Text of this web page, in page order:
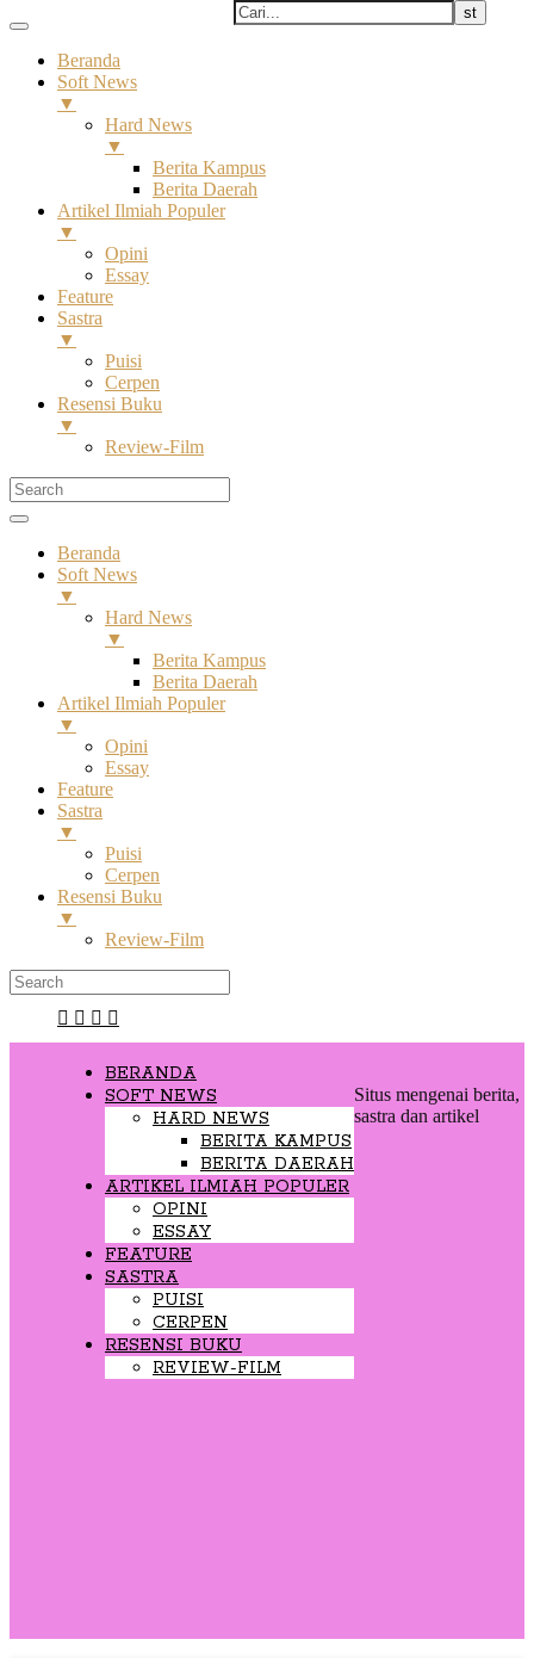
Beranda
Soft News
▼
Hard News
▼
Berita Kampus
Berita Daerah
Artikel Ilmiah Populer
▼
Opini
Essay
Feature
Sastra
▼
Puisi
Cerpen
Resensi Buku
▼
Review-Film
Beranda
Soft News
▼
Hard News
▼
Berita Kampus
Berita Daerah
Artikel Ilmiah Populer
▼
Opini
Essay
Feature
Sastra
▼
Puisi
Cerpen
Resensi Buku
▼
Review-Film
BERANDA
SOFT NEWS
HARD NEWS
BERITA KAMPUS
BERITA DAERAH
ARTIKEL ILMIAH POPULER
OPINI
ESSAY
FEATURE
SASTRA
PUISI
CERPEN
RESENSI BUKU
REVIEW-FILM
Situs mengenai berita,
sastra dan artikel